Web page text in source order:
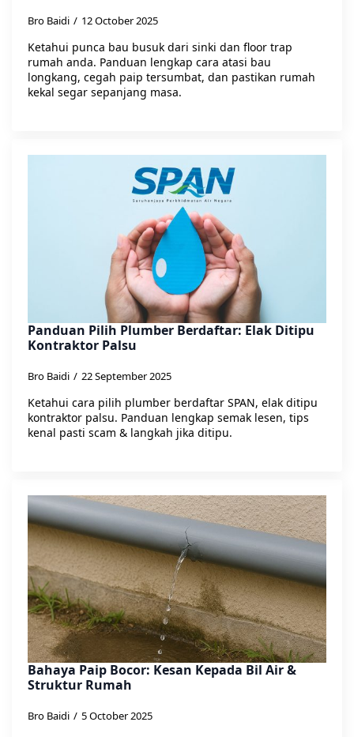
Bro Baidi 12 October 2025
Ketahui punca bau busuk dari sinki dan floor trap
rumah anda. Panduan lengkap cara atasi bau
longkang, cegah paip tersumbat, dan pastikan rumah
kekal segar sepanjang masa.
Panduan Pilih Plumber Berdaftar: Elak Ditipu
Kontraktor Palsu
Bro Baidi 22 September 2025
Ketahui cara pilih plumber berdaftar SPAN, elak ditipu
kontraktor palsu. Panduan lengkap semak lesen, tips
kenal pasti scam & langkah jika ditipu.
Bahaya Paip Bocor: Kesan Kepada Bil Air &
Struktur Rumah
Bro Baidi 5 October 2025